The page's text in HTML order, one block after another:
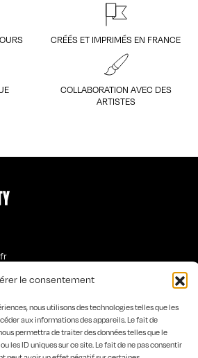
le consentement
nous utilisons des technologies telles que les
aux informations des appareils. Le fait de
permettra de traiter des données telles que le
les ID uniques sur ce site. Le fait de ne pas consentir
CRÉÉS ET IMPRIMÉS EN FRANCE
COLLABORATION AVEC DES
ARTISTES
HOMME